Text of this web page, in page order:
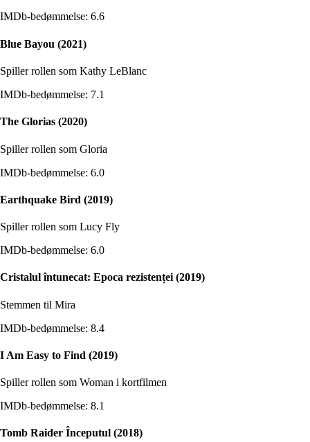
IMDb-bedømmelse: 6.6
Blue Bayou (2021)
Spiller rollen som Kathy LeBlanc
IMDb-bedømmelse: 7.1
The Glorias (2020)
Spiller rollen som Gloria
IMDb-bedømmelse: 6.0
Earthquake Bird (2019)
Spiller rollen som Lucy Fly
IMDb-bedømmelse: 6.0
Cristalul întunecat: Epoca rezistenței (2019)
Stemmen til Mira
IMDb-bedømmelse: 8.4
I Am Easy to Find (2019)
Spiller rollen som Woman i kortfilmen
IMDb-bedømmelse: 8.1
Tomb Raider Începutul (2018)